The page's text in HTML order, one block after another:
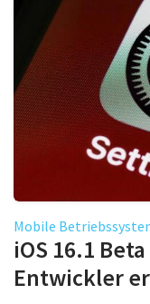
Mobile
iOS 16.1
Entwickler